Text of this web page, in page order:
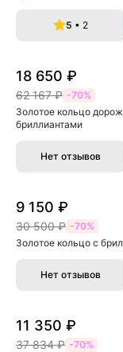
5 • 2
18 650 ₽
62 167 ₽ -70%
Золотое кольцо
бриллиантами
Нет отзывов
9 150 ₽
30 500 ₽ -70%
Золотое кольцо с
Нет отзывов
11 350 ₽
37 834 ₽ -70%